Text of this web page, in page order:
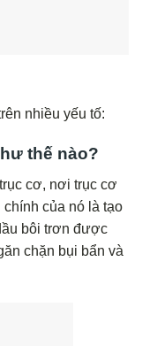
nhiều yếu tố:
thế nào?
cơ, nơi trục cơ
của nó là tạo
bôi trơn được
chặn bụi bẩn và